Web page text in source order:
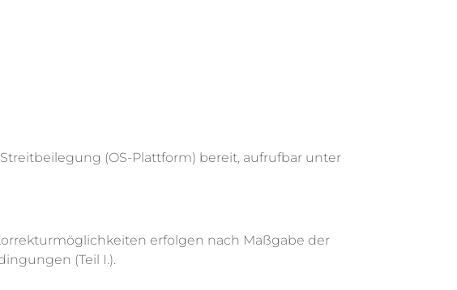
(OS-Plattform) bereit, aufrufbar unter
erfolgen nach Maßgabe der
(Teil I.).